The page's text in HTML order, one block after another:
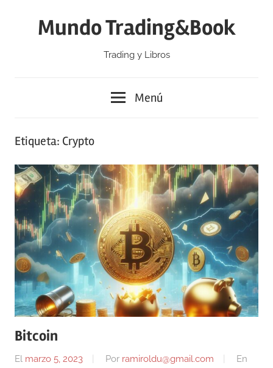
Mundo Trading&Book
Trading y Libros
Menú
Etiqueta: Crypto
Bitcoin
El marzo 5, 2023 Por ramiroldu@gmail.com
En